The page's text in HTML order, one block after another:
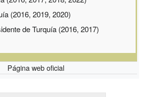
(2016, 2019, 2020)
de Turquía (2016, 2017)
Página web oficial